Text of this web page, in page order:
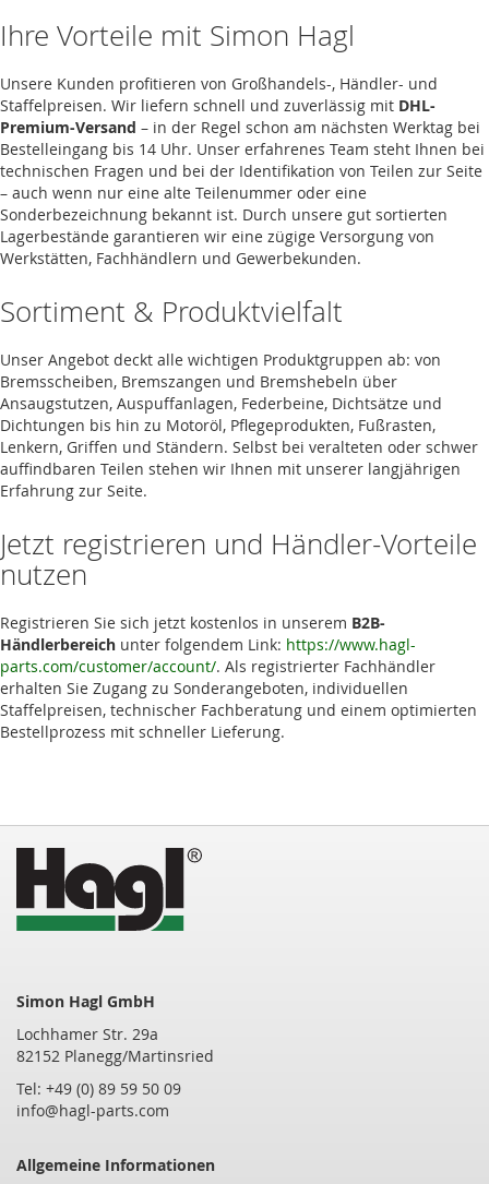
Ihre Vorteile mit Simon Hagl
Unsere Kunden profitieren von Großhandels-, Händler- und
Staffelpreisen. Wir liefern schnell und zuverlässig mit DHL-
Premium-Versand – in der Regel schon am nächsten Werktag bei
Bestelleingang bis 14 Uhr. Unser erfahrenes Team steht Ihnen bei
technischen Fragen und bei der Identifikation von Teilen zur Seite
– auch wenn nur eine alte Teilenummer oder eine
Sonderbezeichnung bekannt ist. Durch unsere gut sortierten
Lagerbestände garantieren wir eine zügige Versorgung von
Werkstätten, Fachhändlern und Gewerbekunden.
Sortiment & Produktvielfalt
Unser Angebot deckt alle wichtigen Produktgruppen ab: von
Bremsscheiben, Bremszangen und Bremshebeln über
Ansaugstutzen, Auspuffanlagen, Federbeine, Dichtsätze und
Dichtungen bis hin zu Motoröl, Pflegeprodukten, Fußrasten,
Lenkern, Griffen und Ständern. Selbst bei veralteten oder schwer
auffindbaren Teilen stehen wir Ihnen mit unserer langjährigen
Erfahrung zur Seite.
Jetzt registrieren und Händler-Vorteile
nutzen
Registrieren Sie sich jetzt kostenlos in unserem B2B-
Händlerbereich unter folgendem Link: https://www.hagl-
parts.com/customer/account/. Als registrierter Fachhändler
erhalten Sie Zugang zu Sonderangeboten, individuellen
Staffelpreisen, technischer Fachberatung und einem optimierten
Bestellprozess mit schneller Lieferung.
Simon Hagl GmbH
Lochhamer Str. 29a
82152 Planegg/Martinsried
Tel: +49 (0) 89 59 50 09
info@hagl-parts.com
Allgemeine Informationen